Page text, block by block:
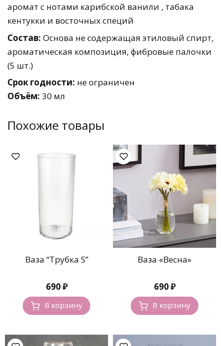
аромат с нотами карибской ванили , табака
кентукки и восточных специй
Состав: Основа не содержащая этиловый спирт,
ароматическая композиция, фибровые палочки
(5 шт.)
Срок годности: не ограничен
Объём: 30 мл
Похожие товары
Ваза “Трубка S”
690₽
В корзину
Ваза «Весна»
690₽
В корзину